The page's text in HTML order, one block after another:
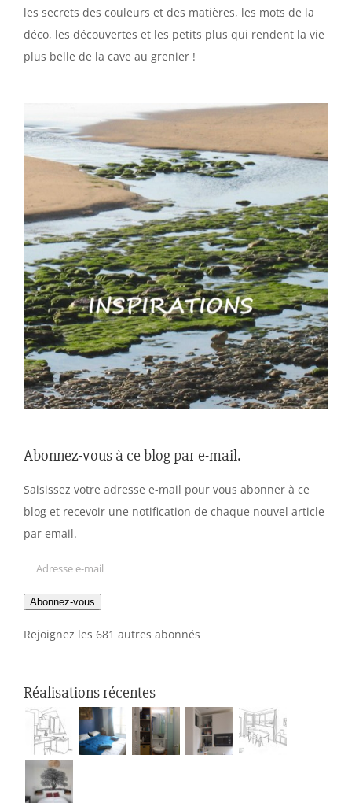
les secrets des couleurs et des matières, les mots de la
déco, les découvertes et les petits plus qui rendent la vie
plus belle de la cave au grenier !
Abonnez-vous à ce blog par e-mail.
Saisissez votre adresse e-mail pour vous abonner à ce
blog et recevoir une notification de chaque nouvel article
par email.
Adresse
mail
Abonnez-vous
Rejoignez les 681 autres abonnés
Réalisations récentes